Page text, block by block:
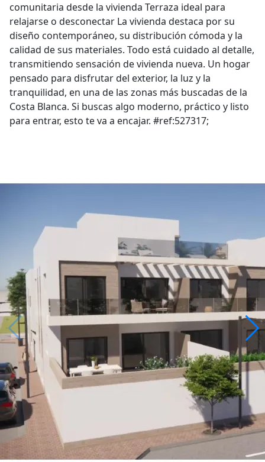
comunitaria desde la vivienda Terraza ideal para
relajarse o desconectar La vivienda destaca por su
diseño contemporáneo, su distribución cómoda y la
calidad de sus materiales. Todo está cuidado al detalle,
transmitiendo sensación de vivienda nueva. Un hogar
pensado para disfrutar del exterior, la luz y la
tranquilidad, en una de las zonas más buscadas de la
Costa Blanca. Si buscas algo moderno, práctico y listo
para entrar, esto te va a encajar. #ref:527317;